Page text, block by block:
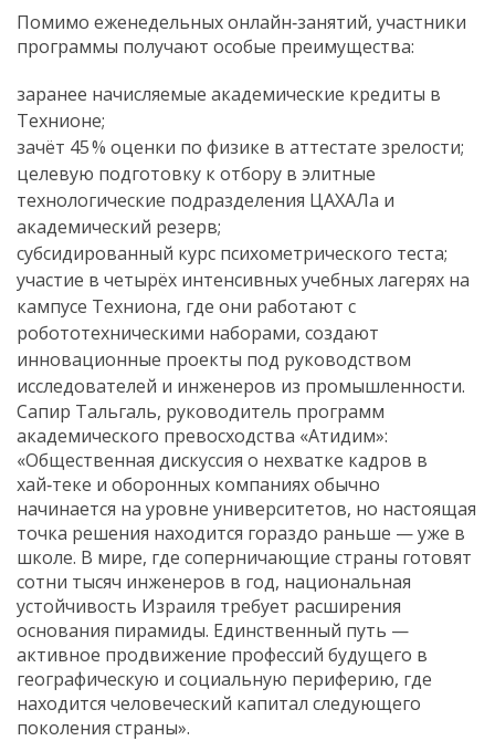
Помимо еженедельных онлайн‑занятий, участники
программы получают особые преимущества:
заранее начисляемые академические кредиты в
Технионе;
зачёт 45 % оценки по физике в аттестате зрелости;
целевую подготовку к отбору в элитные
технологические подразделения ЦАХАЛа и
академический резерв;
субсидированный курс психометрического теста;
участие в четырёх интенсивных учебных лагерях на
кампусе Техниона, где они работают с
робототехническими наборами, создают
инновационные проекты под руководством
исследователей и инженеров из промышленности.
Сапир Тальгаль, руководитель программ
академического превосходства «Атидим»:
«Общественная дискуссия о нехватке кадров в
хай‑теке и оборонных компаниях обычно
начинается на уровне университетов, но настоящая
точка решения находится гораздо раньше — уже в
школе. В мире, где соперничающие страны готовят
сотни тысяч инженеров в год, национальная
устойчивость Израиля требует расширения
основания пирамиды. Единственный путь —
активное продвижение профессий будущего в
географическую и социальную периферию, где
находится человеческий капитал следующего
поколения страны».